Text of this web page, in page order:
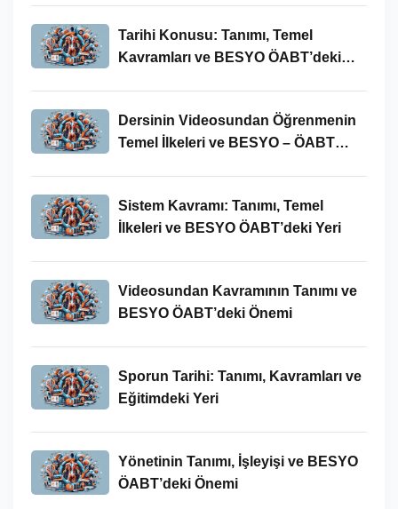
Tarihi Konusu: Tanımı, Temel
Kavramları ve BESYO ÖABT’deki
Dersinin Videosundan Öğrenmenin
Temel İlkeleri ve BESYO – ÖABT
Sistem Kavramı: Tanımı, Temel
İlkeleri ve BESYO ÖABT’deki Yeri
Videosundan Kavramının Tanımı ve
BESYO ÖABT’deki Önemi
Sporun Tarihi: Tanımı, Kavramları ve
Eğitimdeki Yeri
Yönetinin Tanımı, İşleyişi ve BESYO
ÖABT’deki Önemi